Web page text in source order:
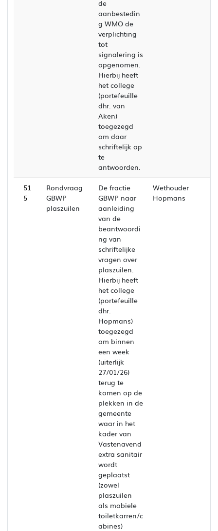
de
aanbestedin
g WMO de
verplichting
tot
signalering is
opgenomen.
Hierbij heeft
het college
(portefeuille
dhr. van
Aken)
toegezegd
om daar
schriftelijk op
te
antwoorden.
51
5
Rondvraag
GBWP
plaszuilen
De fractie
GBWP naar
aanleiding
van de
beantwoordi
ng van
schriftelijke
vragen over
plaszuilen.
Hierbij heeft
het college
(portefeuille
dhr.
Hopmans)
toegezegd
om binnen
een week
(uiterlijk
27/01/26)
terug te
komen op de
plekken in de
gemeente
waar in het
kader van
Vastenavend
extra sanitair
wordt
geplaatst
(zowel
plaszuilen
als mobiele
toiletkarren/c
abines)
Wethouder
Hopmans